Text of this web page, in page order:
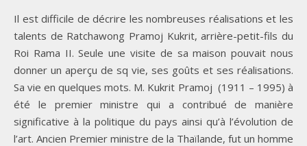
Il est difficile de décrire les nombreuses réalisations et les
talents de Ratchawong Pramoj Kukrit, arrière-petit-fils du
Roi Rama II. Seule une visite de sa maison pouvait nous
donner un aperçu de sq vie, ses goûts et ses réalisations.
Sa vie en quelques mots. M. Kukrit Pramoj (1911 – 1995) à
été le premier ministre qui a contribué de manière
significative à la politique du pays ainsi qu’à l’évolution de
l’art. Ancien Premier ministre de la Thaïlande, fut un homme